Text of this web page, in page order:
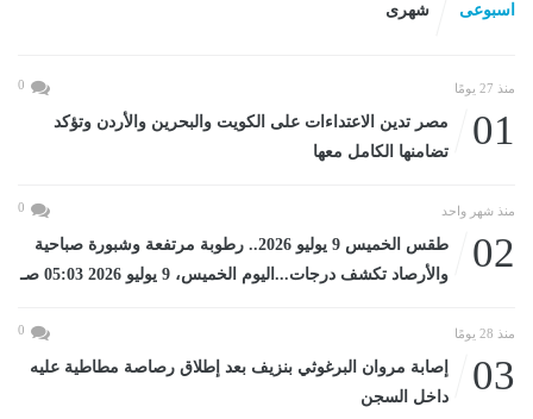
اسبوعى شهرى
منذ 27 يومًا 0
01
مصر تدين الاعتداءات على الكويت والبحرين والأردن وتؤكد
تضامنها الكامل معها
منذ شهر واحد 0
02
طقس الخميس 9 يوليو 2026.. رطوبة مرتفعة وشبورة صباحية
والأرصاد تكشف درجات...اليوم الخميس، 9 يوليو 2026 05:03 صـ
منذ 28 يومًا 0
03
إصابة مروان البرغوثي بنزيف بعد إطلاق رصاصة مطاطية عليه
داخل السجن